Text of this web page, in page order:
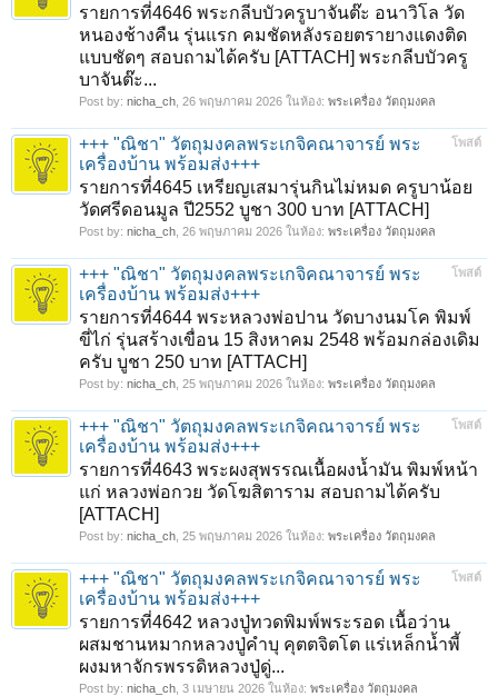
รายการที่4646 พระกลีบบัวครูบาจันต๊ะ อนาวิโล วัด
หนองช้างคืน รุ่นแรก คมชัดหลังรอยตรายางแดงติด
แบบชัดๆ สอบถามได้ครับ [ATTACH] พระกลีบบัวครู
บาจันต๊ะ...
Post by: nicha_ch 26 พฤษภาคม 2026 ในห้อง: พระเครื่อง วัตถุมงคล
โพสต์
+++ "ณิชา" วัตถุมงคลพระเกจิคณาจารย์ พระ
เครื่องบ้าน พร้อมส่ง+++
รายการที่4645 เหรียญเสมารุ่นกินไม่หมด ครูบาน้อย
วัดศรีดอนมูล ปี2552 บูชา 300 บาท [ATTACH]
Post by: nicha_ch 26 พฤษภาคม 2026 ในห้อง: พระเครื่อง วัตถุมงคล
โพสต์
+++ "ณิชา" วัตถุมงคลพระเกจิคณาจารย์ พระ
เครื่องบ้าน พร้อมส่ง+++
รายการที่4644 พระหลวงพ่อปาน วัดบางนมโค พิมพ์
ขี่ไก่ รุ่นสร้างเขื่อน 15 สิงหาคม 2548 พร้อมกล่องเดิม
ครับ บูชา 250 บาท [ATTACH]
Post by: nicha_ch 25 พฤษภาคม 2026 ในห้อง: พระเครื่อง วัตถุมงคล
โพสต์
+++ "ณิชา" วัตถุมงคลพระเกจิคณาจารย์ พระ
เครื่องบ้าน พร้อมส่ง+++
รายการที่4643 พระผงสุพรรณเนื้อผงน้ำมัน พิมพ์หน้า
แก่ หลวงพ่อกวย วัดโฆสิตาราม สอบถามได้ครับ
[ATTACH]
Post by: nicha_ch 25 พฤษภาคม 2026 ในห้อง: พระเครื่อง วัตถุมงคล
โพสต์
+++ "ณิชา" วัตถุมงคลพระเกจิคณาจารย์ พระ
เครื่องบ้าน พร้อมส่ง+++
รายการที่4642 หลวงปู่ทวดพิมพ์พระรอด เนื้อว่าน
ผสมชานหมากหลวงปู่คำบุ คุตตจิตโต แร่เหล็กน้ำพี้
ผงมหาจักรพรรดิหลวงปู่ดู่...
Post by: nicha_ch 3 เมษายน 2026 ในห้อง: พระเครื่อง วัตถุมงคล